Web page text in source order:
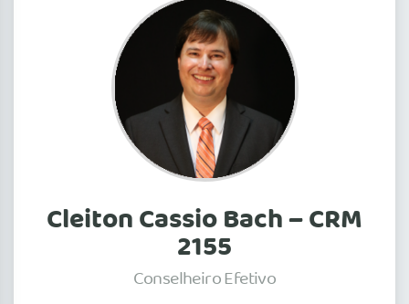
Cleiton Cassio Bach – CRM
2155
Conselheiro Efetivo